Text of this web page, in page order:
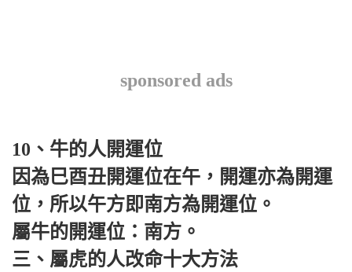
sponsored ads
10、牛的人開運位
因為巳酉丑開運位在午，開運亦為開運
位，所以午方即南方為開運位。
屬牛的開運位：南方。
三、屬虎的人改命十大方法